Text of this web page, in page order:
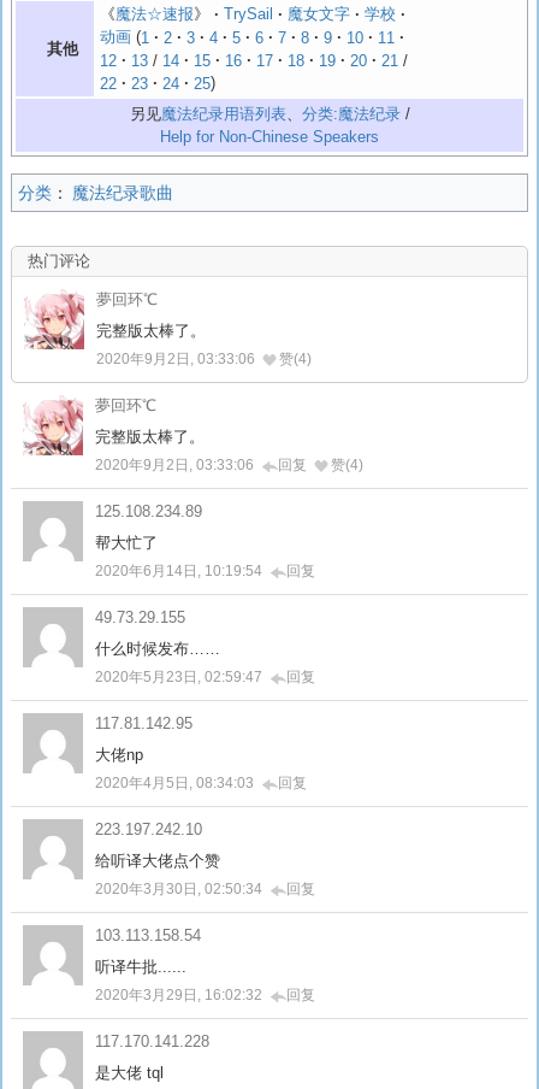
其他
《魔法☆速报》 TrySail 魔女文字
学校
动画 1 2 3 4 5 6 7 8 9 10
11
12
13 / 14 15 16 17 18 19 20 21 /
22
23 24
25
另见魔法纪录用语列表、 分类:魔法纪录/
Help for Non-Chinese Speakers
分类： 魔法纪录歌曲
热门评论
夢回环℃
完整版太棒了。
2020年9月2日, 03:33:06 赞(4)
夢回环℃
完整版太棒了。
2020年9月2日, 03:33:06 回复 赞(4)
125.108.234.89
帮大忙了
2020年6月14日, 10:19:54 回复
49.73.29.155
什么时候发布……
2020年5月23日, 02:59:47 回复
117.81.142.95
大佬np
2020年4月5日, 08:34:03 回复
223.197.242.10
给听译大佬点个赞
2020年3月30日, 02:50:34 回复
103.113.158.54
听译牛批......
2020年3月29日, 16:02:32 回复
117.170.141.228
是大佬 tql